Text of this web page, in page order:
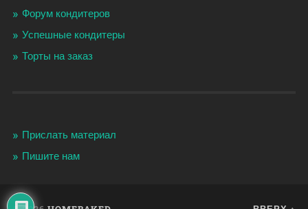
Форум кондитеров
Успешные кондитеры
Торты на заказ
Прислать материал
Пишите нам